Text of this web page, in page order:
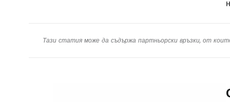
Тази статия може да съдържа партньорски връзки, от